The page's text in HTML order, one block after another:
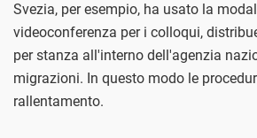
Svezia, per esempio, ha usato la
videoconferenza per i colloqui,
per stanza all'interno dell'agenzia
migrazioni. In questo modo le
rallentamento.